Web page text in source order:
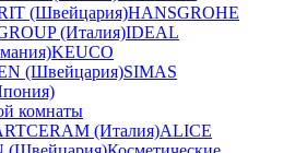
(Швейцария)HANSGROHE
(Италия)IDEAL
KEUCO
(Швейцария)SIMAS
комнаты
(Италия)ALICE